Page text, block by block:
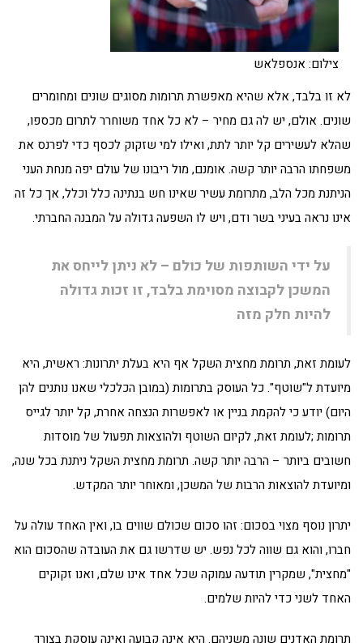
צילום: אנספלאש
לא זו בלבד, אלא שהיא מאפשרת תרומות מסוגים שונים ומחומרים
שונים. אולם, יש לה גם מחיר – לא כל אחד משוחרר לתרום מכספו,
שהלא לעשירים קל יותר לתת, ואילו למי שזקוק לכסף כדי לפרנס את
משפחתו הרבה יותר קשה. אומנם, מול ריבונו של עולם יפה מנחת העני
הניתנת מכל הלב, מתרומת עשיר שאינו חש בנתינה כלל וכלל, אך כל זה
אינו נראה בעיני בשר ודם, ויש לו השפעה גדולה על המבנה החברתי.
על ידי השותפות של כולם – לא ניתן לייחס את
המשכן לקבוצה מסוימת בלבד, זו זכות גדולה
להיות חלק מזה
לעומת זאת, תרומת מחצית השקל אף היא בעלת יתרונות: ראשית, היא
מיועדת ל"שוטף". כל העוסק בתרומות (במובן הכלכלי שאנו נותנים להן
היום) יודע כי להקמת בניין או לאפשרות הנצחה אחרת, קל יותר לגייס
תרומות ;לעומת זאת, לקיום השוטף ולהוצאות תפעול של מוסדות
חשובים ביותר – הרבה יותר קשה. תרומת מחצית השקל ניתנת בכל שנה,
ומיועדת להוצאות הרבות של המשכן, ומאוחר יותר המקדש.
יתרון נוסף מצוי בסכום: זהו סכום שכולם שווים בו, ואין האחד עולה על
חברו, והוא גם שווה לכל נפש. יש שדרשו גם את העובדה שהסכום הוא
"מחצית", שמקרין תודעה עמוקה שכל אחד אינו שלם, ואנו זקוקים
האחד לשני כדי להיות שלמים.
תרומת האדנים שונה משניהם. היא אינה קבועה ואינה עוסקת בצורך